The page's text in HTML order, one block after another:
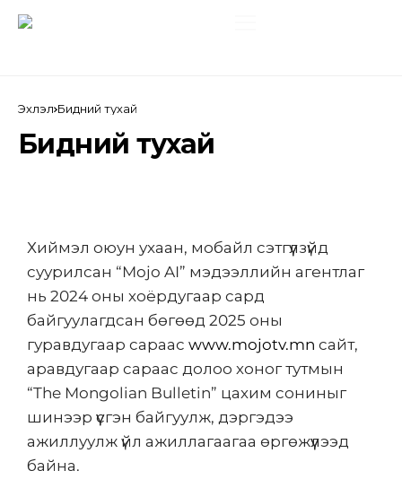
Эхлэл Бидний тухай
Бидний тухай
Хиймэл оюун ухаан, мобайл сэтгүүлзүйд
суурилсан “Mojo AI” мэдээллийн агентлаг
нь 2024 оны хоёрдугаар сард
байгуулагдсан бөгөөд 2025 оны
гуравдугаар сараас www.mojotv.mn сайт,
аравдугаар сараас долоо хоног тутмын
“The Mongolian Bulletin” цахим сониныг
шинээр үүсгэн байгуулж, дэргэдээ
ажиллуулж үйл ажиллагаагаа өргөжүүлээд
байна.